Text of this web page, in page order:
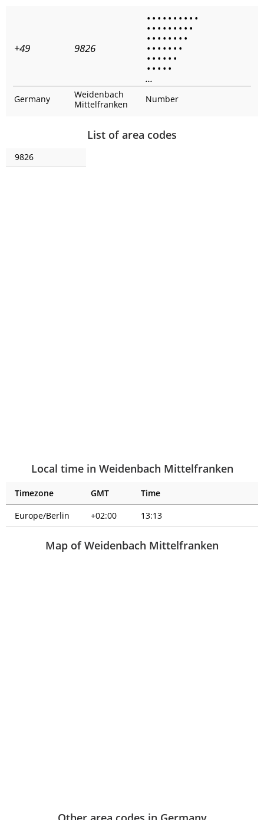
+49 9826
• • • • • • • • • •
• • • • • • • • •
• • • • • • • •
• • • • • • •
• • • • • •
• • • • •
...
Germany
Weidenbach
Mittelfranken
Number
List of area codes
9826
Local time in Weidenbach Mittelfranken
Timezone GMT
Time
Europe/Berlin
+02:00 13:13
Map of Weidenbach Mittelfranken